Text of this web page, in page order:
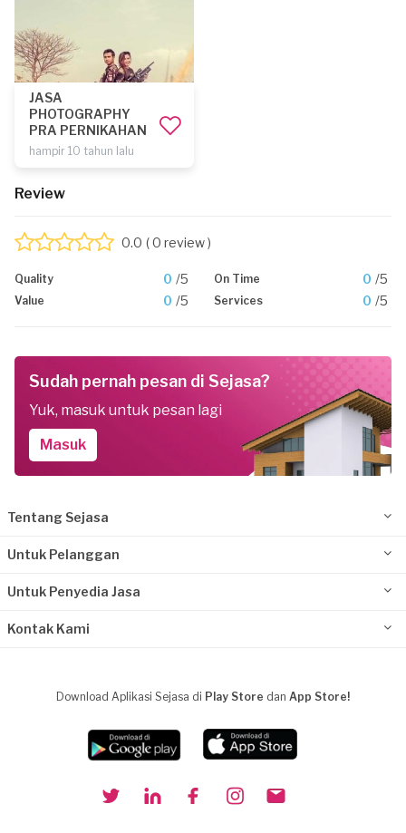
JASA
PHOTOGRAPHY
PRA PERNIKAHAN
hampir 10 tahun lalu
Review
0.0 ( 0 review )
Quality 0 /5 On Time 0 /5
Value 0 /5 Services 0 /5
Sudah pernah pesan di Sejasa?
Yuk, masuk untuk pesan lagi
Masuk
Tentang Sejasa
Untuk Pelanggan
Untuk Penyedia Jasa
Kontak Kami
Download Aplikasi Sejasa di Play Store dan App Store!